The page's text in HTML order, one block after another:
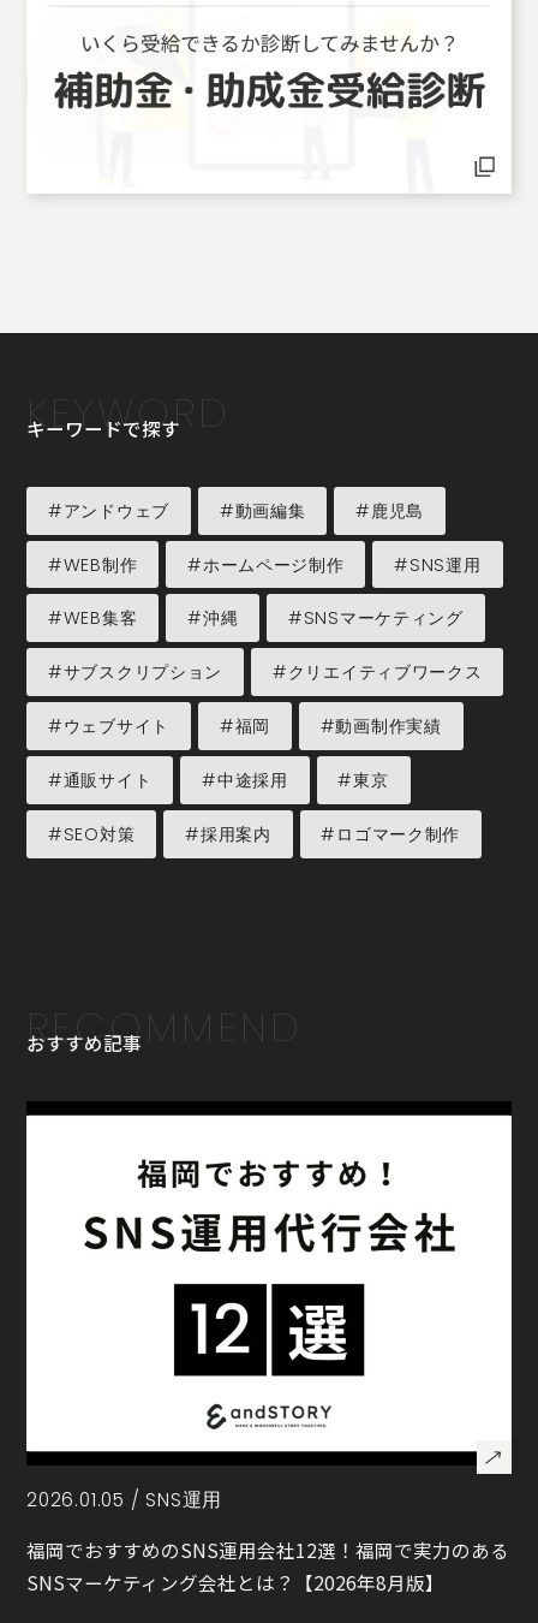
KEYWORD
キーワードで探す
#アンドウェブ #動画編集 #鹿児島
#WEB制作 #ホームページ制作 #SNS運用
#WEB集客 #沖縄 #SNSマーケティング
#サブスクリプション #クリエイティブワークス
#ウェブサイト #福岡 #動画制作実績
#通販サイト #中途採用 #東京
#SEO対策 #採用案内 #ロゴマーク制作
RECOMMEND
おすすめ記事
2026.01.05 / SNS運用
福岡でおすすめのSNS運用会社12選！福岡で実力のある
SNSマーケティング会社とは？【2026年8月版】